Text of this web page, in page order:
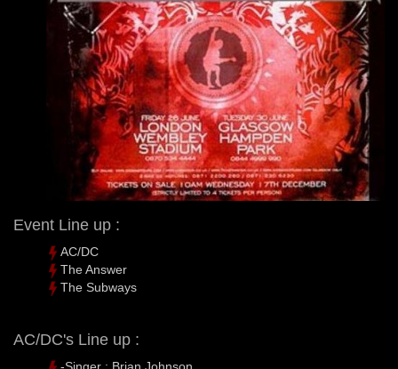
Event Line up :
AC/DC
The Answer
The Subways
AC/DC's Line up :